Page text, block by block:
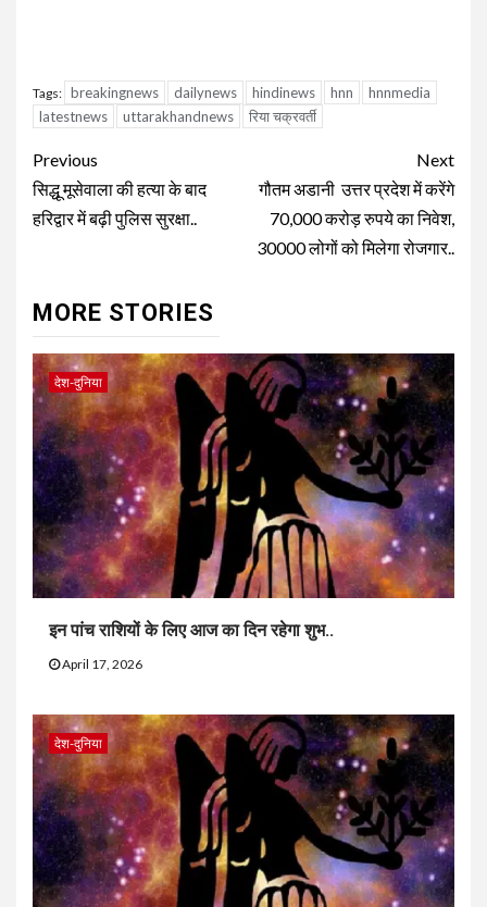
Tags: breakingnews dailynews hindinews hnn
hnnmedia
latestnews
uttarakhandnews रिया चक्रवर्ती
Continue
Reading
Previous
सिद्धू मूसेवाला की हत्या के बाद
हरिद्वार में बढ़ी पुलिस सुरक्षा..
Next
गौतम अडानी उत्तर प्रदेश में करेंगे
70,000 करोड़ रुपये का निवेश,
30000 लोगों को मिलेगा रोजगार..
MORE STORIES
देश-दुनिया
इन पांच राशियों के लिए आज का दिन रहेगा शुभ..
April 17, 2026
देश-दुनिया